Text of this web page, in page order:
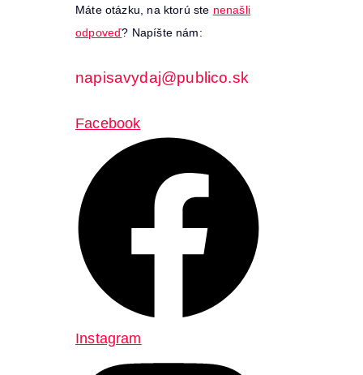
Máte otázku, na ktorú ste nenašli
odpoveď? Napíšte nám:
napisavydaj@publico.sk
Facebook
Instagram